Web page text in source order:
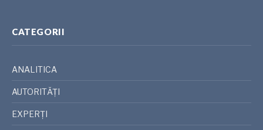
CATEGORII
ANALITICA
AUTORITĂȚI
EXPERȚI